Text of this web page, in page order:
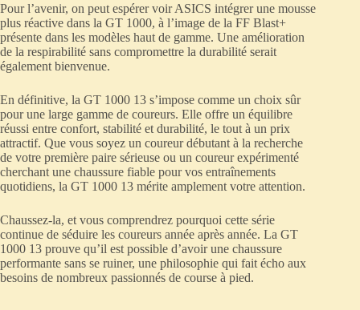
Pour l’avenir, on peut espérer voir ASICS intégrer une mousse
plus réactive dans la GT 1000, à l’image de la FF Blast+
présente dans les modèles haut de gamme. Une amélioration
de la respirabilité sans compromettre la durabilité serait
également bienvenue.
En définitive, la GT 1000 13 s’impose comme un choix sûr
pour une large gamme de coureurs. Elle offre un équilibre
réussi entre confort, stabilité et durabilité, le tout à un prix
attractif. Que vous soyez un coureur débutant à la recherche
de votre première paire sérieuse ou un coureur expérimenté
cherchant une chaussure fiable pour vos entraînements
quotidiens, la GT 1000 13 mérite amplement votre attention.
Chaussez-la, et vous comprendrez pourquoi cette série
continue de séduire les coureurs année après année. La GT
1000 13 prouve qu’il est possible d’avoir une chaussure
performante sans se ruiner, une philosophie qui fait écho aux
besoins de nombreux passionnés de course à pied.